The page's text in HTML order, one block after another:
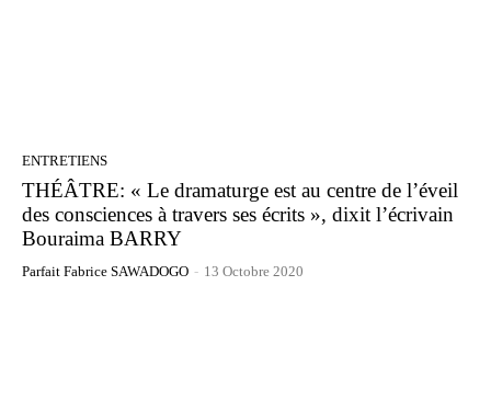
ENTRETIENS
THÉÂTRE: « Le dramaturge est au centre de l’éveil
des consciences à travers ses écrits », dixit l’écrivain
Bouraima BARRY
Parfait Fabrice SAWADOGO - 13 Octobre 2020